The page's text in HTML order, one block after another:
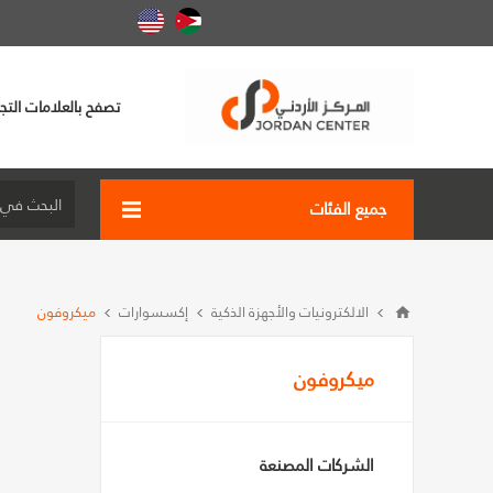
تصفح بالعلامات
جميع الفئات
الالكترونيات والأجهزة الذكية إكسسوارات ميكروفون
ميكروفون
الشركات المصنعة